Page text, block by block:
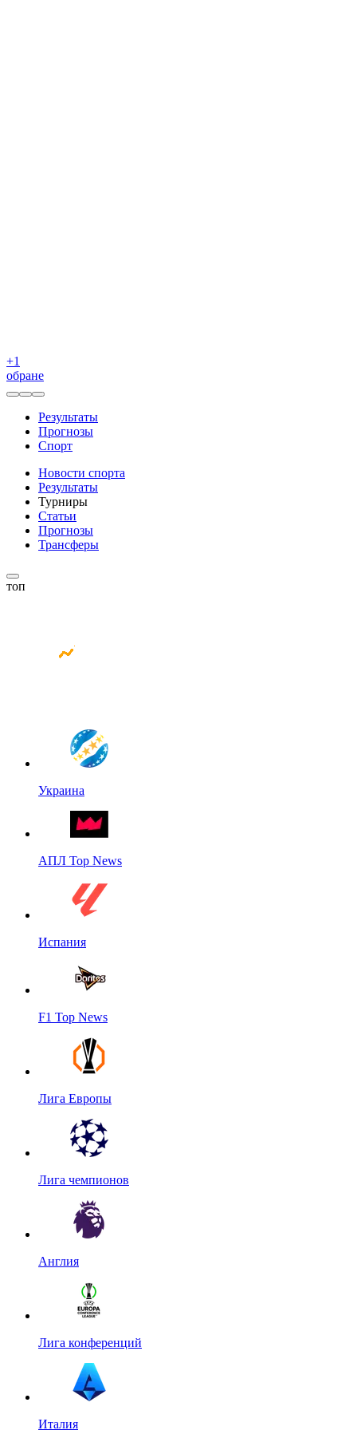
+1
обране
Результаты
Прогнозы
Спорт
Новости спорта
Результаты
Турниры
Статьи
Прогнозы
Трансферы
топ
Украина
АПЛ Top News
Испания
F1 Top News
Лига Европы
Лига чемпионов
Англия
Лига конференций
Италия